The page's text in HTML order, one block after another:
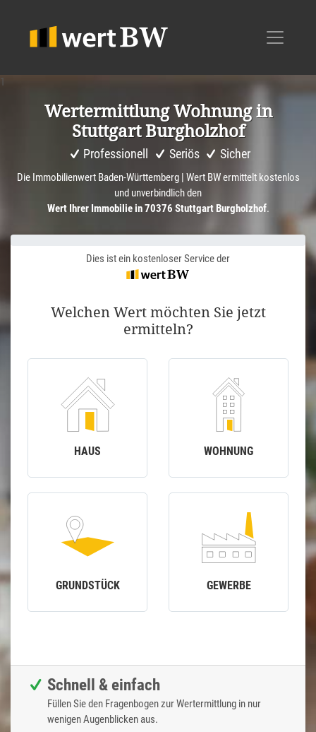
1
Werter­mitt­lung Wohnung in
Stuttgart Burgholzhof
Professionell Seriös Sicher
Die Immobilienwert Baden-Württemberg | Wert BW ermittelt kostenlos
und unverbindlich den
Wert Ihrer Immobilie in 70376 Stuttgart Burgholzhof.
Dies ist ein kostenloser Service der
Welchen Wert möchten Sie jetzt
ermitteln?
HAUS WOHNUNG
GRUNDSTÜCK GEWERBE
Schnell & einfach
Füllen Sie den Fragenbogen zur Wertermittlung in nur
wenigen Augenblicken aus.